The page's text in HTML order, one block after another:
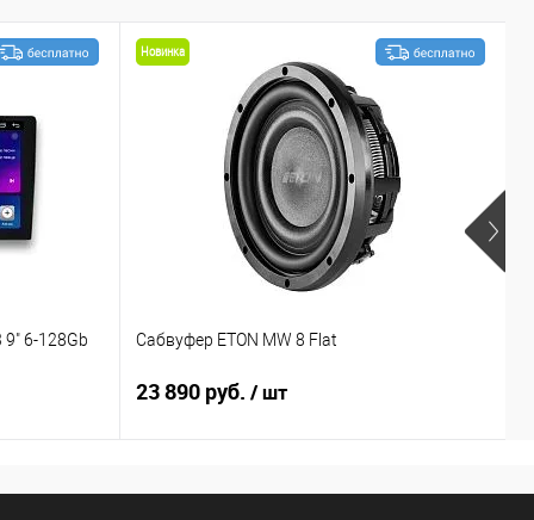
9" 6-128Gb
Новинка
Сабвуфер ETON MW 8 Flat
23 890 руб. / шт